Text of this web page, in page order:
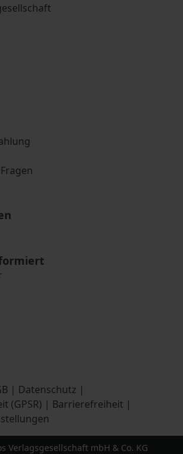
| Datenschutz |
(GPSR) | Barrierefreiheit |
Verlagsgesellschaft mbH & Co. KG